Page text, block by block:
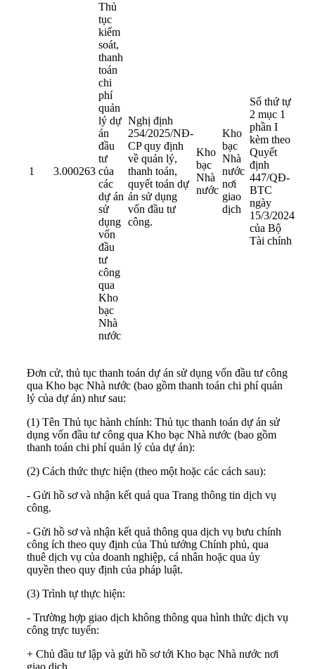
1 3.000263
Thủ
tục
kiểm
soát,
thanh
toán
chi
phí
quản
lý dự
án
đầu
tư
của
các
dự án
sử
dụng
vốn
đầu
tư
công
qua
Kho
bạc
Nhà
nước
Nghị định
254/2025/NĐ-
CPquy định
về quản lý,
thanh toán,
quyết toán dự
án sử dụng
vốn đầu tư
công.
Kho
bạc
Nhà
nước
Kho
bạc
Nhà
nước
nơi
giao
dịch
Số thứ tự
2 mục 1
phần I
kèm theo
Quyết
định
447/QĐ-
BTC
ngày
15/3/2024
của Bộ
Tài chính
Đơn cử, thủ tục thanh toán dự án sử dụng vốn đầu tư công
qua Kho bạc Nhà nước (bao gồm thanh toán chi phí quản
lý của dự án) như sau:
(1) Tên Thủ tục hành chính: Thủ tục thanh toán dự án sử
dụng vốn đầu tư công qua Kho bạc Nhà nước (bao gồm
thanh toán chi phí quản lý của dự án):
(2) Cách thức thực hiện (theo một hoặc các cách sau):
- Gửi hồ sơ và nhận kết quả qua Trang thông tin dịch vụ
công.
- Gửi hồ sơ và nhận kết quả thông qua dịch vụ bưu chính
công ích theo quy định của Thủ tướng Chính phủ, qua
thuê dịch vụ của doanh nghiệp, cá nhân hoặc qua ủy
quyền theo quy định của pháp luật.
(3) Trình tự thực hiện:
- Trường hợp giao dịch không thông qua hình thức dịch vụ
công trực tuyến:
+ Chủ đầu tư lập và gửi hồ sơ tới Kho bạc Nhà nước nơi